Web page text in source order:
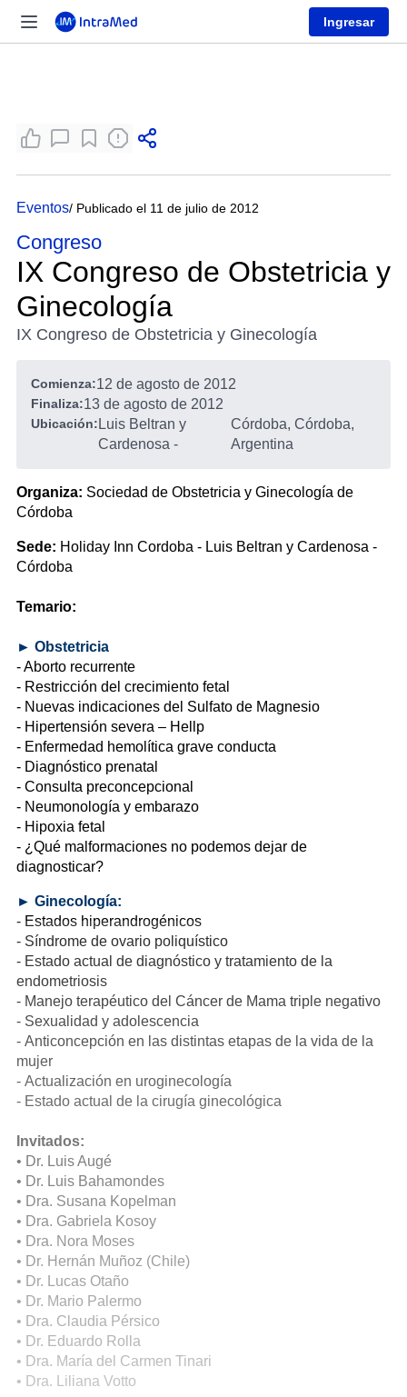
Ingresar
Eventos/ Publicado el 11 de julio de 2012
Congreso
IX Congreso de Obstetricia y
Ginecología
IX Congreso de Obstetricia y Ginecología
Comienza:12 de agosto de 2012
Finaliza:13 de agosto de 2012
Ubicación: Luis Beltran y
Cardenosa -
Córdoba, Córdoba,
Argentina
Organiza: Sociedad de Obstetricia y Ginecología de
Córdoba
Sede: Holiday Inn Cordoba - Luis Beltran y Cardenosa -
Córdoba
Temario:
► Obstetricia
- Aborto recurrente
- Restricción del crecimiento fetal
- Nuevas indicaciones del Sulfato de Magnesio
- Hipertensión severa – Hellp
- Enfermedad hemolítica grave conducta
- Diagnóstico prenatal
- Consulta preconcepcional
- Neumonología y embarazo
- Hipoxia fetal
- ¿Qué malformaciones no podemos dejar de
diagnosticar?
► Ginecología:
- Estados hiperandrogénicos
- Síndrome de ovario poliquístico
- Estado actual de diagnóstico y tratamiento de la
endometriosis
- Manejo terapéutico del Cáncer de Mama triple negativo
- Sexualidad y adolescencia
- Anticoncepción en las distintas etapas de la vida de la
mujer
- Actualización en uroginecología
- Estado actual de la cirugía ginecológica
Invitados:
• Dr. Luis Augé
• Dr. Luis Bahamondes
• Dra. Susana Kopelman
• Dra. Gabriela Kosoy
• Dra. Nora Moses
• Dr. Hernán Muñoz (Chile)
• Dr. Lucas Otaño
• Dr. Mario Palermo
• Dra. Claudia Pérsico
• Dr. Eduardo Rolla
• Dra. María del Carmen Tinari
• Dra. Liliana Votto